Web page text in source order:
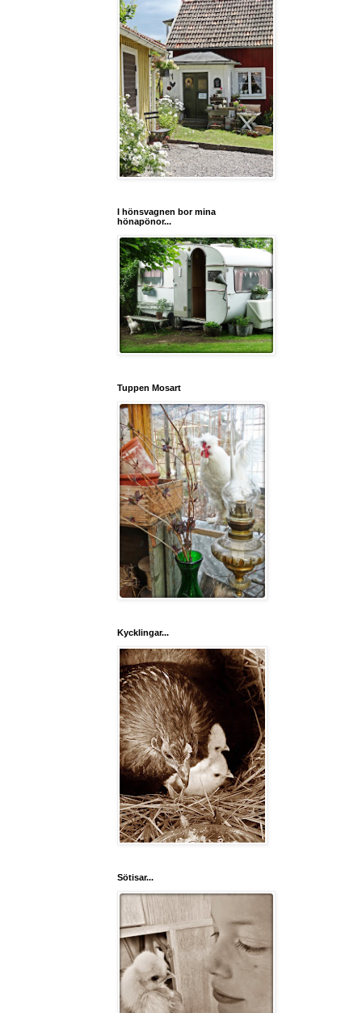
I hönsvagnen bor mina
hönapönor...
Tuppen Mosart
Kycklingar...
Sötisar...